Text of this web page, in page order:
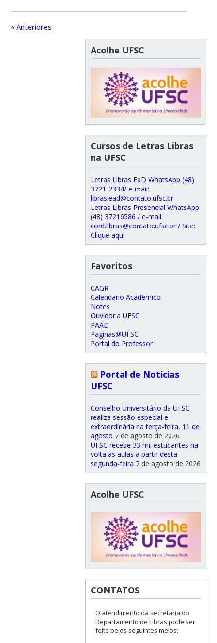
« Anteriores
Acolhe UFSC
Cursos de Letras Libras
na UFSC
Letras Libras EaD WhatsApp (48)
3721-2334/ e-mail:
libras.ead@contato.ufsc.br
Letras Libras Presencial WhatsApp
(48) 37216586 / e-mail:
cord.libras@contato.ufsc.br / Site:
Clique aqui
Favoritos
CAGR
Calendário Acadêmico
Notes
Ouvidoria UFSC
PAAD
Paginas@UFSC
Portal do Professor
Portal de Notícias
UFSC
Conselho Universitário da UFSC
realiza sessão especial e
extraordinária na terça-feira, 11 de
agosto 7 de agosto de 2026
UFSC recebe 33 mil estudantes na
volta às aulas a partir desta
segunda-feira 7 de agosto de 2026
Acolhe UFSC
CONTATOS
O atendimento da secretaria do
Departamento de Libras pode ser
feito pelos seguintes meios: